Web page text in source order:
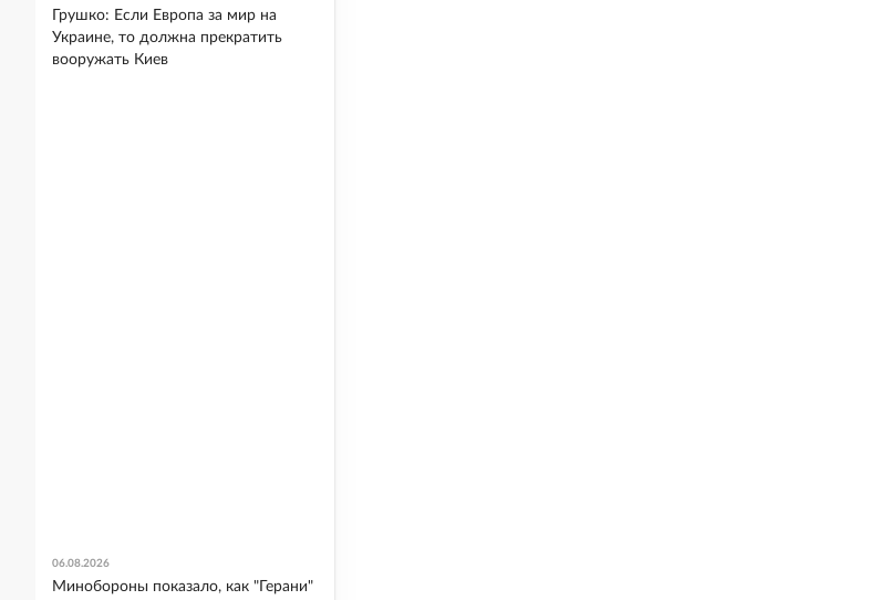
Грушко: Если Европа за мир на
Украине, то должна прекратить
вооружать Киев
06.08.2026
Минобороны показало, как "Герани"